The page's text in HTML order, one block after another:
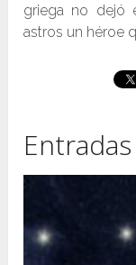
griega no dejó
astros un héroe